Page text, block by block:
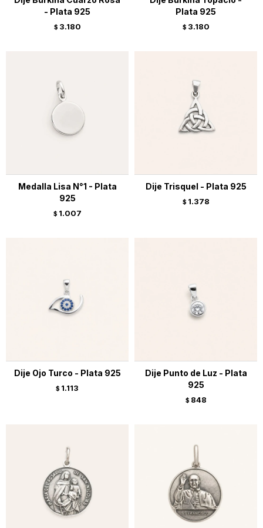
- Plata 925
$ 3.180
Plata 925
$ 3.180
Medalla Lisa N°1 - Plata
925
$ 1.007
Dije Trisquel - Plata 925
$ 1.378
Dije Ojo Turco - Plata 925
$ 1.113
Dije Punto de Luz - Plata
925
$ 848